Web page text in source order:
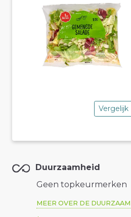
Vergelijk
Duurzaamheid
Geen topkeurmerken
MEER OVER DE